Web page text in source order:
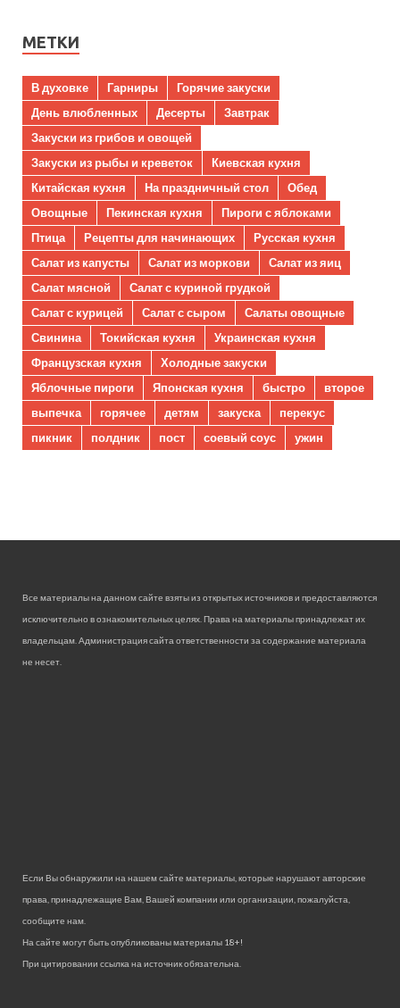
МЕТКИ
В духовке Гарниры
Горячие закуски
День влюбленных
Десерты
Завтрак
Закуски из грибов и овощей
Закуски из рыбы и креветок
Киевская кухня
Китайская кухня
На праздничный стол
Обед
Овощные
Пекинская кухня
Пироги с яблоками
Птица
Рецепты для начинающих
Русская кухня
Салат из капусты
Салат из моркови
Салат из яиц
Салат мясной
Салат с куриной грудкой
Салат с курицей
Салат с сыром
Салаты овощные
Свинина
Токийская кухня
Украинская кухня
Французская кухня
Холодные закуски
Яблочные пироги
Японская кухня быстро
второе
выпечка
горячее детям закуска
перекус
пикник
полдник пост соевый соус ужин
Все материалы на данном сайте взяты из открытых источников и предоставляются
исключительно в ознакомительных целях. Права на материалы принадлежат их
владельцам. Администрация сайта ответственности за содержание материала
не несет.
Если Вы обнаружили на нашем сайте материалы, которые нарушают авторские
права, принадлежащие Вам, Вашей компании или организации, пожалуйста,
сообщите нам.
На сайте могут быть опубликованы материалы 18+!
При цитировании ссылка на источник обязательна.